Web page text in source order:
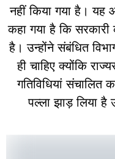
नहीं किया गया है। यह
कहा गया है कि सरकारी
है। उन्होंने संबंधित
ही चाहिए क्योंकि
गतिविधियां
पल्ला झाड़ लिया है